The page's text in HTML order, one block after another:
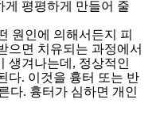
게 평평하게 만들어 줄
원인에 의해서든지 피
으면 치유되는 과정에서
생겨나는데, 정상적인
다. 이것을 흉터 또는 반
다. 흉터가 심하면 개인